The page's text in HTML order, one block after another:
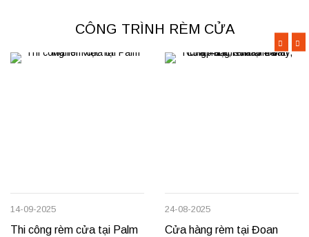
CÔNG TRÌNH RÈM CỬA
14-09-2025
Thi công rèm cửa tại Palm
24-08-2025
Cửa hàng rèm tại Đoan